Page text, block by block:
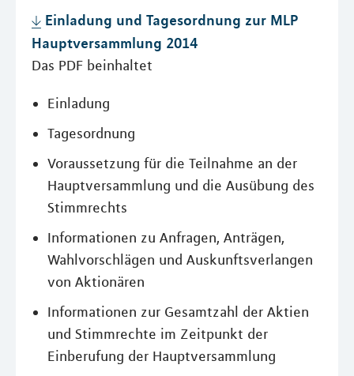
Einladung und Tagesordnung zur MLP
Hauptversammlung 2014
Das PDF beinhaltet
Einladung
Tagesordnung
Voraussetzung für die Teilnahme an der
Hauptversammlung und die Ausübung des
Stimmrechts
Informationen zu Anfragen, Anträgen,
Wahlvorschlägen und Auskunftsverlangen
von Aktionären
Informationen zur Gesamtzahl der Aktien
und Stimmrechte im Zeitpunkt der
Einberufung der Hauptversammlung